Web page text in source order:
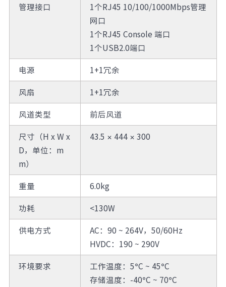
管理接口
1个RJ45 10/100/1000Mbps管理
网口
1个RJ45 Console 端口
1个USB2.0端口
电源
1+1冗余
风扇
1+1冗余
风道类型
前后风道
尺寸（H x W x
D，单位：m
m）
43.5 × 444 × 300
重量
6.0kg
功耗
<130W
供电方式
AC：90 ~ 264V，50/60Hz
HVDC：190 ~ 290V
环境要求
工作温度：5°C ~ 45°C
存储温度：-40°C ~ 70°C